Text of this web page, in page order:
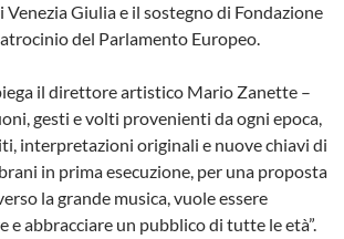
Venezia Giulia e il sostegno di Fondazione
del Parlamento Europeo.
il direttore artistico Mario Zanette –
gesti e volti provenienti da ogni epoca,
interpretazioni originali e nuove chiavi di
in prima esecuzione, per una proposta
la grande musica, vuole essere
e abbracciare un pubblico di tutte le età”.